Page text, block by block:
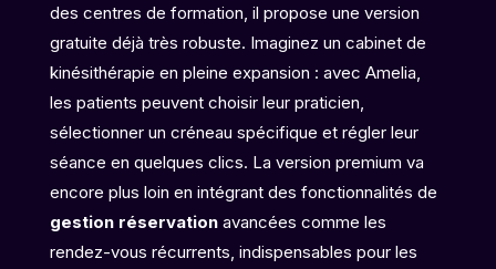
des centres de formation, il propose une version
gratuite déjà très robuste. Imaginez un cabinet de
kinésithérapie en pleine expansion : avec Amelia,
les patients peuvent choisir leur praticien,
sélectionner un créneau spécifique et régler leur
séance en quelques clics. La version premium va
encore plus loin en intégrant des fonctionnalités de
gestion réservationavancées comme les
rendez-vous récurrents, indispensables pour les